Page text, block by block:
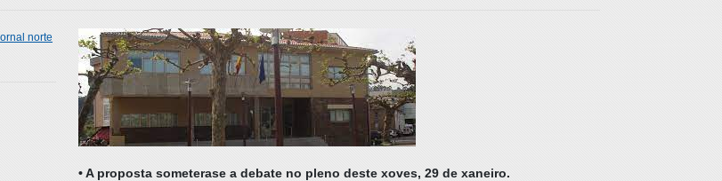
• A proposta someterase a debate no pleno deste xoves, 29 de xaneiro.
norte